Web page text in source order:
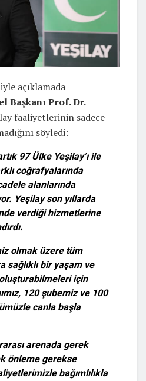
açıklamada
Başkanı Prof. Dr.
faaliyetlerinin sadece
söyledi:
97 Ülke Yeşilay’ı ile
coğrafyalarında
alanlarında
Yeşilay son yıllarda
verdiği hizmetlerine
olmak üzere tüm
sağlıklı bir yaşam ve
için
120 şubemiz ve 100
canla başla
arenada gerek
önleme gerekse
bağımlılıkla